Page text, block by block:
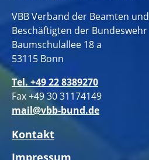
VBB Verband der Beamten und
Beschäftigten der Bundeswehr
Baumschulallee 18 a
53115 Bonn
Tel. +49 22 8389270
Fax +49 30 31174149
mail@vbb-bund.de
Kontakt
Impressum